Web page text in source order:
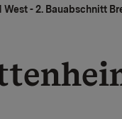
West - 2. Bauabschnitt